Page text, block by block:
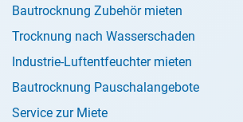
Bautrocknung Zubehör mieten
Trocknung nach Wasserschaden
Industrie-Luftentfeuchter mieten
Bautrocknung Pauschalangebote
Service zur Miete